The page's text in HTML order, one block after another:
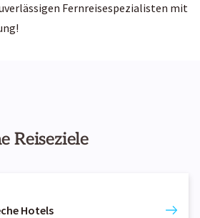
Fernreisespezialisten mit
Reiseziele
Hotels